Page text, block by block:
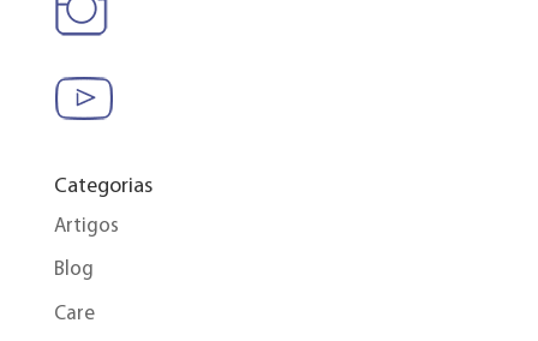
Categorias
Artigos
Blog
Care